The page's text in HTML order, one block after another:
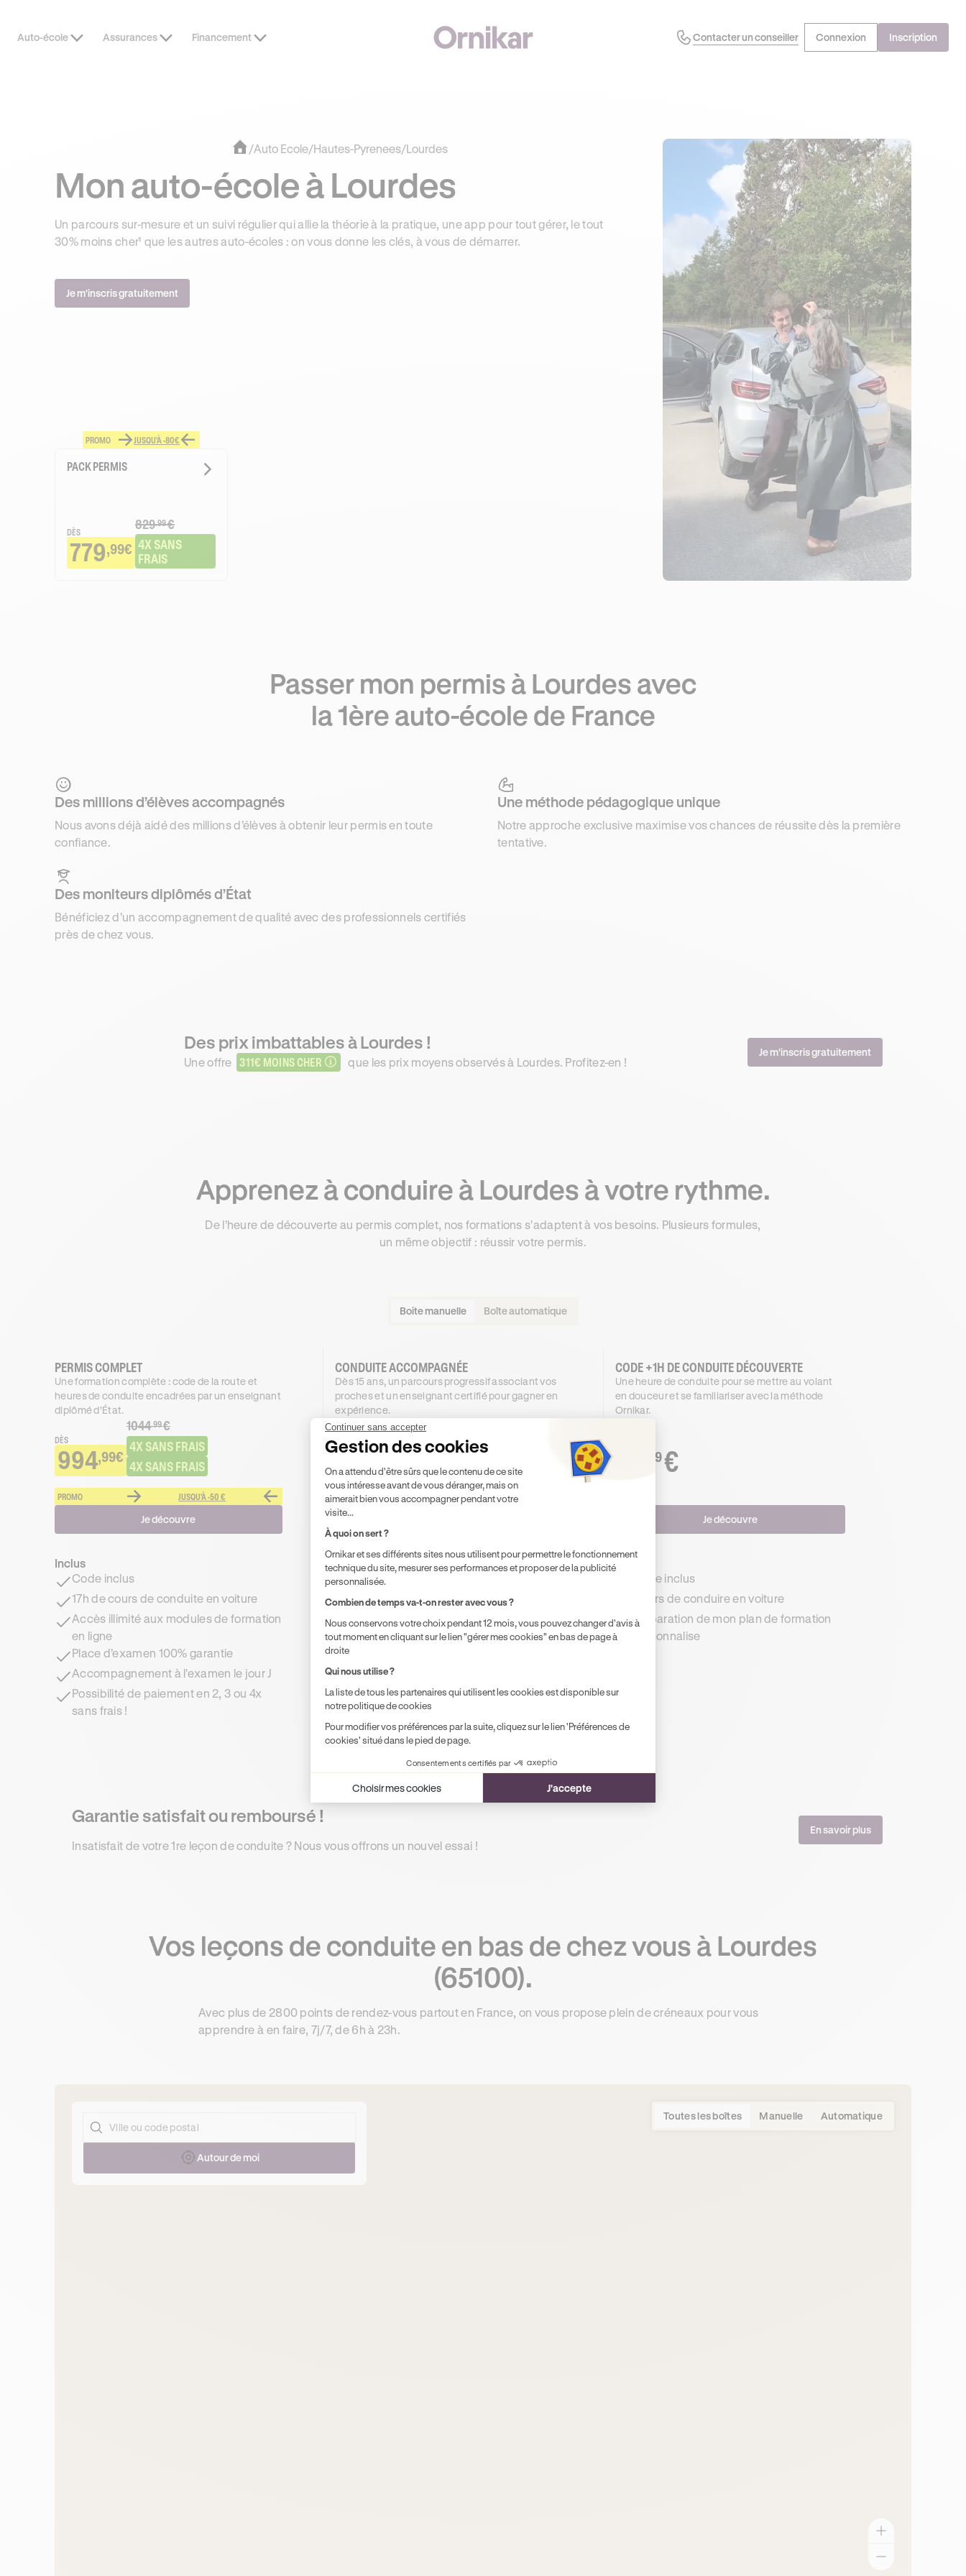
DERNIÈRES HEURES JUSQU’À -100€ SUR VOTRE PERMIS + 3 MOIS DEEZER PREMIUM OFFERTS* ! J'EN PROFITE ! DERNIÈRES HEURES
Auto-école Assurances Financement Contacter un conseiller Connexion Inscription
/Auto Ecole/Hautes-Pyrenees/Lourdes
Mon auto-école à Lourdes
Un parcours sur-mesure et un suivi régulier qui allie la théorie à la pratique, une app pour tout gérer, le tout
30% moins cher¹ que les autres auto-écoles : on vous donne les clés, à vous de démarrer.
Je m'inscris gratuitement
PROMO JUSQU'À -80€
PACK PERMIS
DÈS
779,99€
829.99€
4X SANS
FRAIS
Passer mon permis à Lourdes avec
la 1ère auto-école de France
Des millions d’élèves accompagnés
Nous avons déjà aidé des millions d’élèves à obtenir leur permis en toute
confiance.
Une méthode pédagogique unique
Notre approche exclusive maximise vos chances de réussite dès la première
tentative.
Des moniteurs diplômés d’État
Bénéficiez d’un accompagnement de qualité avec des professionnels certifiés
près de chez vous.
Des prix imbattables à Lourdes !
Une offre 311€ MOINS CHER que les prix moyens observés à Lourdes. Profitez-en !
Je m'inscris gratuitement
Apprenez à conduire à Lourdes à votre rythme.
De l’heure de découverte au permis complet, nos formations s'adaptent à vos besoins. Plusieurs formules,
un même objectif : réussir votre permis.
Boite manuelle Boîte automatique
PERMIS COMPLET
Une formation complète : code de la route et
heures de conduite encadrées par un enseignant
diplômé d’État.
DÈS
994,99€
1044 .99€
4X SANS FRAIS
4X SANS FRAIS
PROMO JUSQU'À -50 €
Je découvre
Inclus
Code inclus
17h de cours de conduite en voiture
Accès illimité aux modules de formation
en ligne
Place d’examen 100% garantie
Accompagnement à l'examen le jour J
Possibilité de paiement en 2, 3 ou 4x
sans frais !
CONDUITE ACCOMPAGNÉE
Dès 15 ans, un parcours progressif associant vos
proches et un enseignant certifié pour gagner en
expérience.
DÈS
1199,99€
1299
4X SANS FRAIS
4X SANS FRAIS
PROMO -100 €
Inclus
Code inclus
20h de cours de conduite en voiture
Accès illimité aux modules de formation
en ligne
Accompagnement à l'examen le jour J
Possibilité de paiement en 2, 3 ou 4x
sans frais !
CODE +1H DE CONDUITE DÉCOUVERTE
Une heure de conduite pour se mettre au volant
en douceur et se familiariser avec la méthode
Ornikar.
.99€
Je découvre
Inclus
Code inclus
Cours de conduire en voiture
Préparation de mon plan de formation
personnalise
Garantie satisfait ou remboursé !
Insatisfait de votre 1re leçon de conduite ? Nous vous offrons un nouvel essai !
En savoir plus
Vos leçons de conduite en bas de chez vous à Lourdes
(65100).
Avec plus de 2800 points de rendez-vous partout en France, on vous propose plein de créneaux pour vous
apprendre à en faire, 7j/7, de 6h à 23h.
Autour de moi
Toutes les boîtes Manuelle Automatique
Continuer sans accepter
Gestion des cookies
Plateforme de Gestion du Consentement : Personnalisez vos Options
On a attendu d'être sûrs que le contenu de ce site
vous intéresse avant de vous déranger, mais on
aimerait bien vous accompagner pendant votre
visite...
À quoi on sert ?
Ornikar et ses différents sites nous utilisent pour permettre le fonctionnement
technique du site, mesurer ses performances et proposer de la publicité
personnalisée.
Combien de temps va-t-on rester avec vous ?
Nous conservons votre choix pendant 12 mois, vous pouvez changer d'avis à
tout moment en cliquant sur le lien "gérer mes cookies" en bas de page à
droite
Qui nous utilise ?
La liste de tous les partenaires qui utilisent les cookies est disponible sur
notre politique de cookies
Pour modifier vos préférences par la suite, cliquez sur le lien 'Préférences de
cookies' situé dans le pied de page.
Consentements certifiés par
Choisir mes cookies J'accepte
Axeptio consent